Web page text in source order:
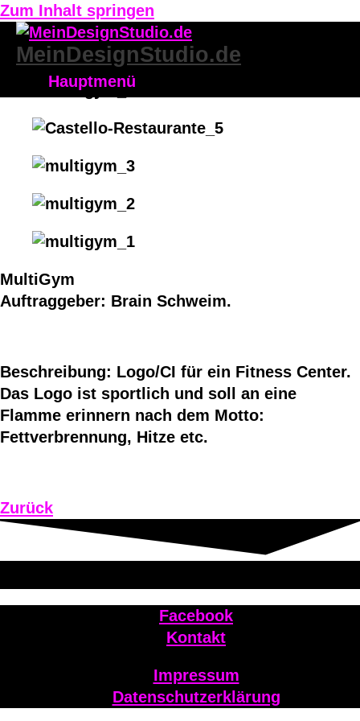
Zum Inhalt springen
MeinDesignStudio.de
Hauptmenü
MultiGym
Auftraggeber: Brain Schweim.
Beschreibung: Logo/CI für ein Fitness Center.
Das Logo ist sportlich und soll an eine
Flamme erinnern nach dem Motto:
Fettverbrennung, Hitze etc.
Zurück
Facebook
Kontakt
Impressum
Datenschutzerklärung